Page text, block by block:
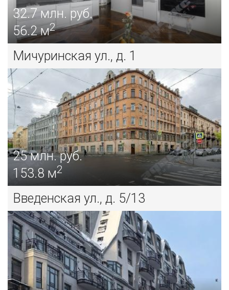
32.7млн. руб.
56.2 м2
Мичуринская ул., д. 1
25млн. руб.
153.8 м2
Введенская ул., д. 5/13